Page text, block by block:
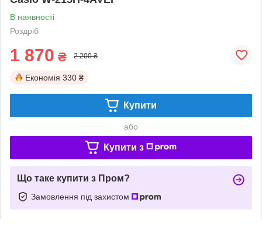
В наявності
Роздріб
1 870 ₴ 2 200 ₴
Економія 330 ₴
Купити
або
Купити з
Що таке купити з Пром?
Замовлення під захистом